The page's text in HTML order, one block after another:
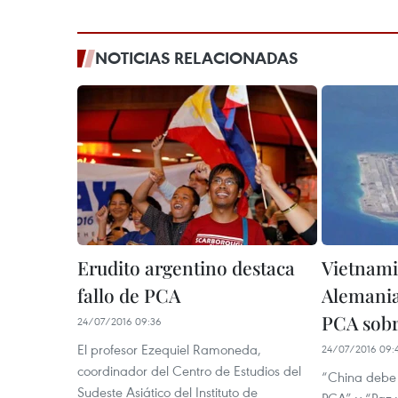
NOTICIAS RELACIONADAS
Erudito argentino destaca
fallo de PCA
24/07/2016 09:36
El profesor Ezequiel Ramoneda,
coordinador del Centro de Estudios del
Sudeste Asiático del Instituto de
PCA
24/07/2016
“China